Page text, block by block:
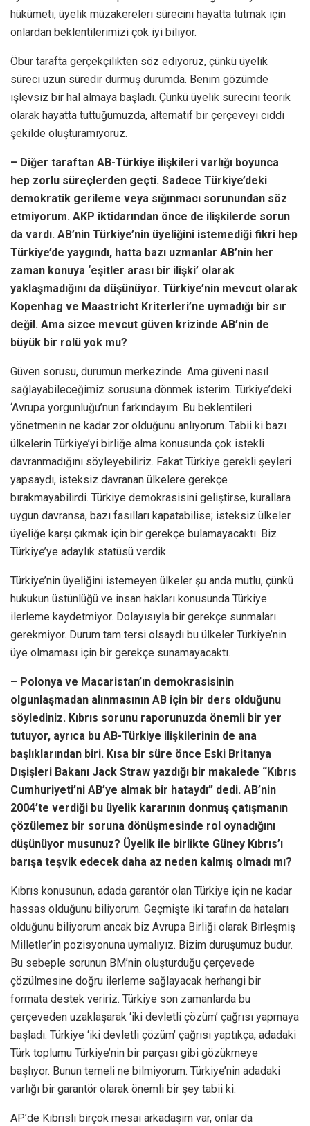
hükümeti, üyelik müzakereleri sürecini hayatta tutmak için
onlardan beklentilerimizi çok iyi biliyor.
Öbür tarafta gerçekçilikten söz ediyoruz, çünkü üyelik
süreci uzun süredir durmuş durumda. Benim gözümde
işlevsiz bir hal almaya başladı. Çünkü üyelik sürecini teorik
olarak hayatta tuttuğumuzda, alternatif bir çerçeveyi ciddi
şekilde oluşturamıyoruz.
– Diğer taraftan AB-Türkiye ilişkileri varlığı boyunca
hep zorlu süreçlerden geçti. Sadece Türkiye’deki
demokratik gerileme veya sığınmacı sorunundan söz
etmiyorum. AKP iktidarından önce de ilişkilerde sorun
da vardı. AB’nin Türkiye’nin üyeliğini istemediği fikri hep
Türkiye’de yaygındı, hatta bazı uzmanlar AB’nin her
zaman konuya ‘eşitler arası bir ilişki’ olarak
yaklaşmadığını da düşünüyor. Türkiye’nin mevcut olarak
Kopenhag ve Maastricht Kriterleri’ne uymadığı bir sır
değil. Ama sizce mevcut güven krizinde AB’nin de
büyük bir rolü yok mu?
Güven sorusu, durumun merkezinde. Ama güveni nasıl
sağlayabileceğimiz sorusuna dönmek isterim. Türkiye’deki
‘Avrupa yorgunluğu’nun farkındayım. Bu beklentileri
yönetmenin ne kadar zor olduğunu anlıyorum. Tabii ki bazı
ülkelerin Türkiye’yi birliğe alma konusunda çok istekli
davranmadığını söyleyebiliriz. Fakat Türkiye gerekli şeyleri
yapsaydı, isteksiz davranan ülkelere gerekçe
bırakmayabilirdi. Türkiye demokrasisini geliştirse, kurallara
uygun davransa, bazı fasılları kapatabilise; isteksiz ülkeler
üyeliğe karşı çıkmak için bir gerekçe bulamayacaktı. Biz
Türkiye’ye adaylık statüsü verdik.
Türkiye’nin üyeliğini istemeyen ülkeler şu anda mutlu, çünkü
hukukun üstünlüğü ve insan hakları konusunda Türkiye
ilerleme kaydetmiyor. Dolayısıyla bir gerekçe sunmaları
gerekmiyor. Durum tam tersi olsaydı bu ülkeler Türkiye’nin
üye olmaması için bir gerekçe sunamayacaktı.
– Polonya ve Macaristan’ın demokrasisinin
olgunlaşmadan alınmasının AB için bir ders olduğunu
söylediniz. Kıbrıs sorunu raporunuzda önemli bir yer
tutuyor, ayrıca bu AB-Türkiye ilişkilerinin de ana
başlıklarından biri. Kısa bir süre önce Eski Britanya
Dışişleri Bakanı Jack Straw yazdığı bir makalede “Kıbrıs
Cumhuriyeti’ni AB’ye almak bir hataydı” dedi. AB’nin
2004’te verdiği bu üyelik kararının donmuş çatışmanın
çözülemez bir soruna dönüşmesinde rol oynadığını
düşünüyor musunuz? Üyelik ile birlikte Güney Kıbrıs’ı
barışa teşvik edecek daha az neden kalmış olmadı mı?
Kıbrıs konusunun, adada garantör olan Türkiye için ne kadar
hassas olduğunu biliyorum. Geçmişte iki tarafın da hataları
olduğunu biliyorum ancak biz Avrupa Birliği olarak Birleşmiş
Milletler’in pozisyonuna uymalıyız. Bizim duruşumuz budur.
Bu sebeple sorunun BM’nin oluşturduğu çerçevede
çözülmesine doğru ilerleme sağlayacak herhangi bir
formata destek veririz. Türkiye son zamanlarda bu
çerçeveden uzaklaşarak ‘iki devletli çözüm’ çağrısı yapmaya
başladı. Türkiye ‘iki devletli çözüm’ çağrısı yaptıkça, adadaki
Türk toplumu Türkiye’nin bir parçası gibi gözükmeye
başlıyor. Bunun temeli ne bilmiyorum. Türkiye’nin adadaki
varlığı bir garantör olarak önemli bir şey tabii ki.
AP’de Kıbrıslı birçok mesai arkadaşım var, onlar da